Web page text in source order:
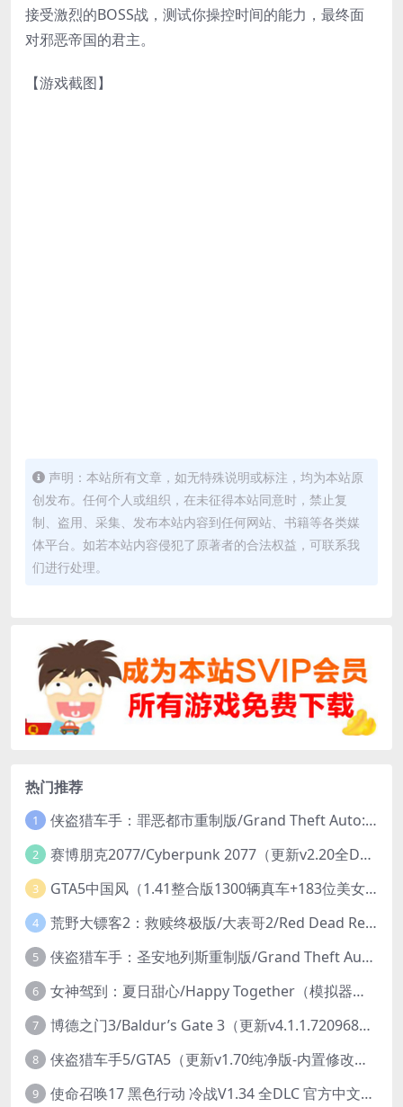
接受激烈的BOSS战，测试你操控时间的能力，最终面
对邪恶帝国的君主。
【游戏截图】
声明：本站所有文章，如无特殊说明或标注，均为本站原
创发布。任何个人或组织，在未征得本站同意时，禁止复
制、盗用、采集、发布本站内容到任何网站、书籍等各类媒
体平台。如若本站内容侵犯了原著者的合法权益，可联系我
们进行处理。
热门推荐
1 侠盗猎车手：罪恶都市重制版/Grand Theft Auto: Vice City – The Definitive Edition
2 赛博朋克2077/Cyberpunk 2077（更新v2.20全DLC）
3 GTA5中国风（1.41整合版1300辆真车+183位美女与英雄+200%存档）
4 荒野大镖客2：救赎终极版/大表哥2/Red Dead Redemption 2: Ultimate Edition（更新v1491.50终极版）
5 侠盗猎车手：圣安地列斯重制版/Grand Theft Auto: San Andreas – The Definitive Edition（更新v1.113.49697469）
6 女神驾到：夏日甜心/Happy Together（模拟器版-升级豪华终极珍藏版+全DLC）
7 博德之门3/Baldur’s Gate 3（更新v4.1.1.7209685）
8 侠盗猎车手5/GTA5（更新v1.70纯净版-内置修改器+通关存档）
9 使命召唤17 黑色行动 冷战V1.34 全DLC 官方中文版COD17